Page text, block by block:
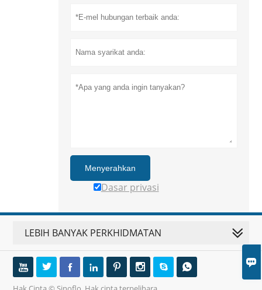

Menyerahkan
Dasar privasi
LEBIH BANYAK PERKHIDMATAN
       